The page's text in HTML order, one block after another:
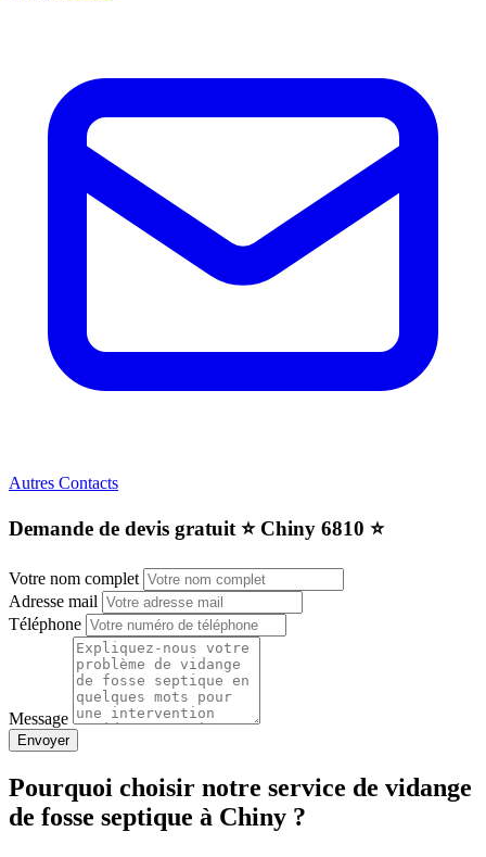
Autres Contacts
Demande de devis gratuit ⭐️ Chiny 6810 ⭐️
Votre nom complet
Adresse mail
Téléphone
Message
Envoyer
Pourquoi choisir notre service de vidange
de fosse septique à Chiny ?